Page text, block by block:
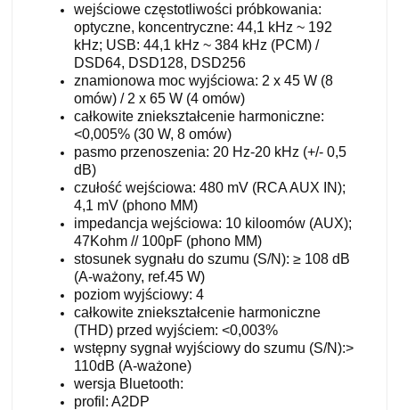
wejściowe częstotliwości próbkowania:
optyczne, koncentryczne: 44,1 kHz ~ 192
kHz; USB: 44,1 kHz ~ 384 kHz (PCM) /
DSD64, DSD128, DSD256
znamionowa moc wyjściowa: 2 x 45 W (8
omów) / 2 x 65 W (4 omów)
całkowite zniekształcenie harmoniczne:
<0,005% (30 W, 8 omów)
pasmo przenoszenia: 20 Hz-20 kHz (+/- 0,5
dB)
czułość wejściowa: 480 mV (RCA AUX IN);
4,1 mV (phono MM)
impedancja wejściowa: 10 kiloomów (AUX);
47Kohm // 100pF (phono MM)
stosunek sygnału do szumu (S/N): ≥ 108 dB
(A-ważony, ref.45 W)
poziom wyjściowy: 4
całkowite zniekształcenie harmoniczne
(THD) przed wyjściem: <0,003%
wstępny sygnał wyjściowy do szumu (S/N):>
110dB (A-ważone)
wersja Bluetooth:
profil: A2DP